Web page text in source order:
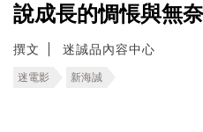
說成長的惆悵與無奈
撰文 迷誠品內容中心
迷電影 新海誠